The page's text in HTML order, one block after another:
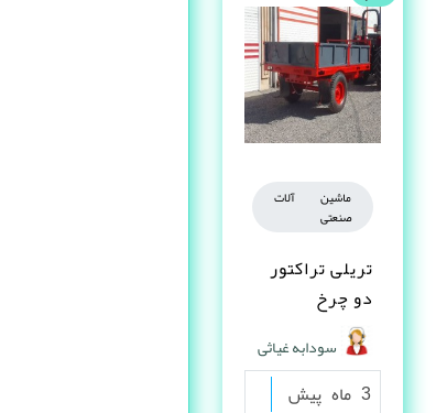
ماشین آلات
صنعتی
تریلی تراکتور
دو چرخ
سودابه غیاثی
3 ماه پیش